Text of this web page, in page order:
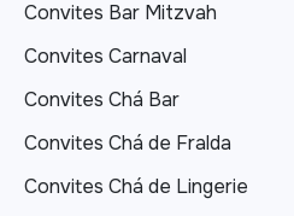
Convites Bar Mitzvah
Convites Carnaval
Convites Chá Bar
Convites Chá de Fralda
Convites Chá de Lingerie